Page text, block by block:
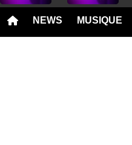
NEWS MUSIQUE